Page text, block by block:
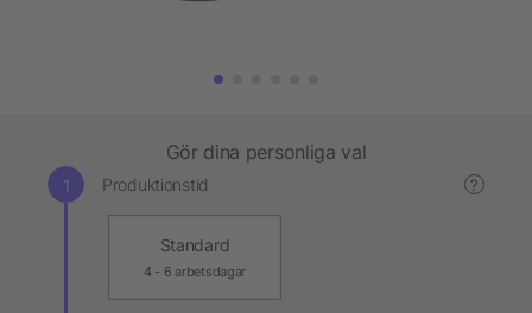
Gör dina personliga val
Produktionstid ?
Standard
4 - 6 arbetsdagar